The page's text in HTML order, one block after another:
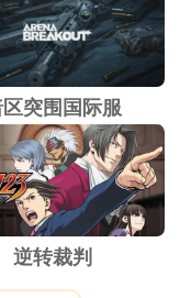
区突围国际服
逆转裁判